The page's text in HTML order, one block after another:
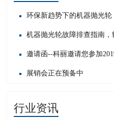
环保新趋势下的机器抛光轮
机器抛光轮故障排查指南
邀请函--科丽邀请您参加
展销会正在预备中
行业资讯